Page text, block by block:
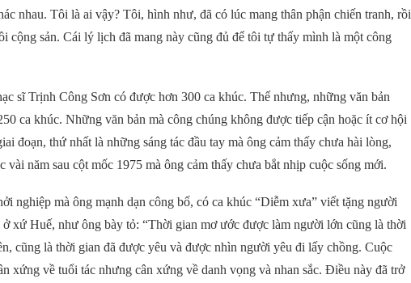
nhau. Tôi là ai vậy? Tôi, hình như, đã có lúc mang thân phận chiến tranh, rồi
cộng sản. Cái lý lịch đã mang này cũng đủ để tôi tự thấy mình là một công
sĩ Trịnh Công Sơn có được hơn 300 ca khúc. Thế nhưng, những văn bản
ca khúc. Những văn bản mà công chúng không được tiếp cận hoặc ít cơ hội
đoạn, thứ nhất là những sáng tác đầu tay mà ông cảm thấy chưa hài lòng,
vài năm sau cột mốc 1975 mà ông cảm thấy chưa bắt nhịp cuộc sống mới.
nghiệp mà ông mạnh dạn công bố, có ca khúc “Diễm xưa” viết tặng người
xứ Huế, như ông bày tỏ: “Thời gian mơ ước được làm người lớn cũng là thời
cũng là thời gian đã được yêu và được nhìn người yêu đi lấy chồng. Cuộc
xứng về tuổi tác nhưng cân xứng về danh vọng và nhan sắc. Điều này đã trở